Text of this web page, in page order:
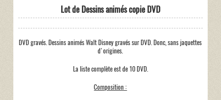
Lot de Dessins animés copie DVD
DVD gravés. Dessins animés Walt Disney gravés sur DVD. Donc, sans jaquettes
d'origines.
La liste complète est de 10 DVD.
Composition :